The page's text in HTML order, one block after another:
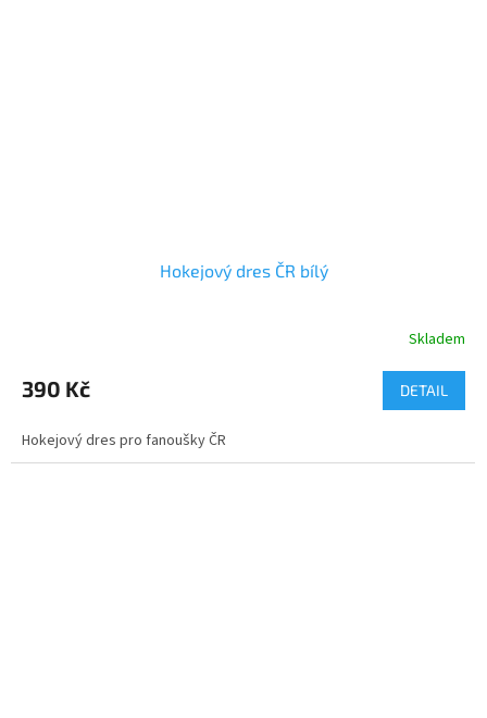
Hokejový dres ČR bílý
Skladem
390 Kč DETAIL
Hokejový dres pro fanoušky ČR